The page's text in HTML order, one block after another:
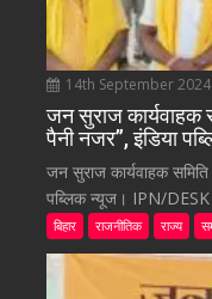
14th September 2024
जन सुराज कार्यवाहक
पैनी नजर”, इंडिया
जन सुराज कार्यवाहक
पब्लिक न्यूज। IPN/DESK
बिहार राजनीतिक राज्य